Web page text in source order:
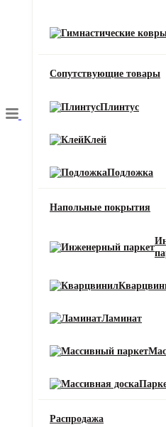
Сопутствующие товары
Плинтус
Клей
Подложка
Напольные покрытия
Ламинат
Распродажа
В корзину
Защитный слой:
Класс эксплуатации: